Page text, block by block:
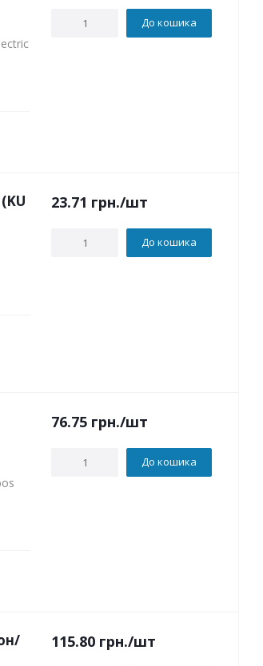
До кошика
23.71 грн./шт
До кошика
76.75 грн./шт
До кошика
115.80 грн./шт